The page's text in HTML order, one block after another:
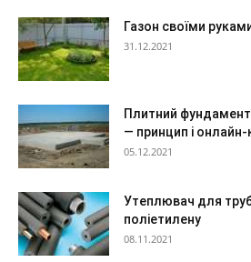
Газон своїми
31.12.2021
Плитний
— принцип і
05.12.2021
Утеплювач для труб
поліетилену
08.11.2021